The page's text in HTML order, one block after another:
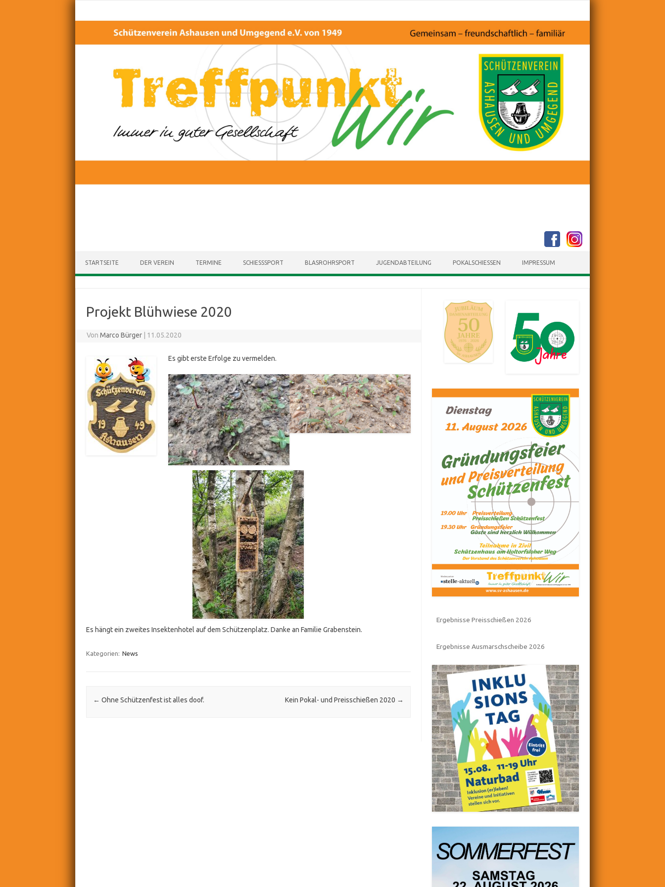
STARTSEITE DER VEREIN TERMINE SCHIESSSPORT BLASROHRSPORT JUGENDABTEILUNG POKALSCHIESSEN IMPRESSUM
Projekt Blühwiese 2020
VonMarco Bürger 11.05.2020
Es gibt erste Erfolge zu vermelden.
Es hängt ein zweites Insektenhotel auf dem Schützenplatz. Danke an Familie Grabenstein.
Kategorien: News
Post navigation
← Ohne Schützenfest ist alles doof. Kein Pokal- und Preisschießen 2020 →
Ergebnisse Preisschießen 2026
Ergebnisse Ausmarschscheibe 2026